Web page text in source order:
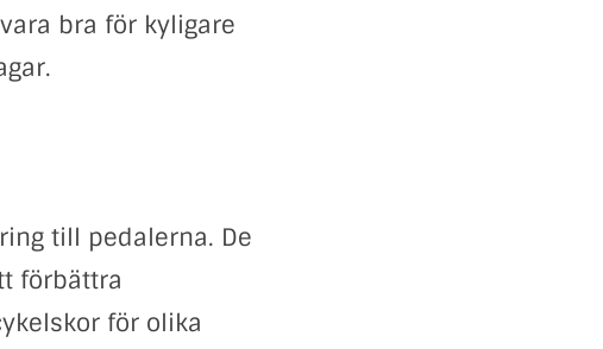
bra för kyligare
till pedalerna. De
förbättra
för olika